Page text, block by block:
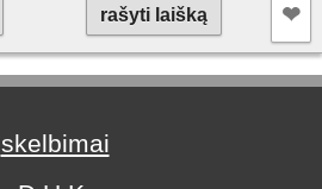
rašyti laišką ❤︎
skelbimai